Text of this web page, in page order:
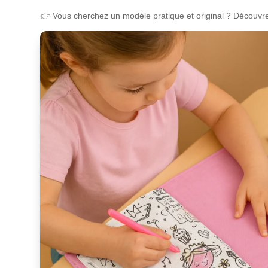
👉 Vous cherchez un modèle pratique et original ?